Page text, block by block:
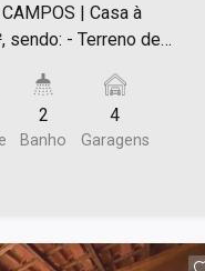
| Casa à
sendo: - Terreno de
assobradado; - 03
sendo 01 suíte;
tem ar
social na casa da
2
Banho
4
Garagens